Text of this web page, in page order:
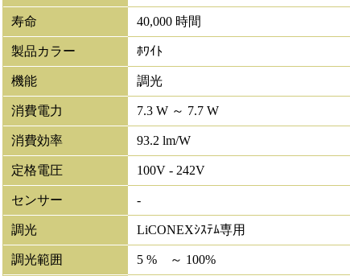
寿命 40,000 時間
製品カラー ﾎﾜｲﾄ
機能 調光
消費電力 7.3 W ～ 7.7 W
消費効率 93.2 lm/W
定格電圧 100V - 242V
センサー -
調光 LiCONEXｼｽﾃﾑ専用
調光範囲 5 % ～ 100%